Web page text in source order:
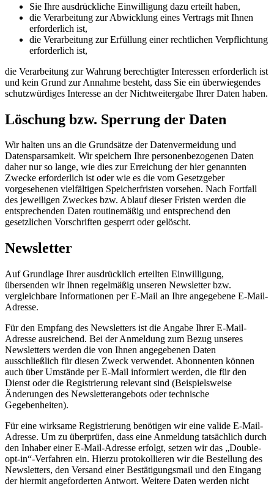
Sie Ihre ausdrückliche Einwilligung dazu erteilt haben,
die Verarbeitung zur Abwicklung eines Vertrags mit Ihnen
erforderlich ist,
die Verarbeitung zur Erfüllung einer rechtlichen Verpflichtung
erforderlich ist,
die Verarbeitung zur Wahrung berechtigter Interessen erforderlich ist
und kein Grund zur Annahme besteht, dass Sie ein überwiegendes
schutzwürdiges Interesse an der Nichtweitergabe Ihrer Daten haben.
Löschung bzw. Sperrung der Daten
Wir halten uns an die Grundsätze der Datenvermeidung und
Datensparsamkeit. Wir speichern Ihre personenbezogenen Daten
daher nur so lange, wie dies zur Erreichung der hier genannten
Zwecke erforderlich ist oder wie es die vom Gesetzgeber
vorgesehenen vielfältigen Speicherfristen vorsehen. Nach Fortfall
des jeweiligen Zweckes bzw. Ablauf dieser Fristen werden die
entsprechenden Daten routinemäßig und entsprechend den
gesetzlichen Vorschriften gesperrt oder gelöscht.
Newsletter
Auf Grundlage Ihrer ausdrücklich erteilten Einwilligung,
übersenden wir Ihnen regelmäßig unseren Newsletter bzw.
vergleichbare Informationen per E-Mail an Ihre angegebene E-Mail-
Adresse.
Für den Empfang des Newsletters ist die Angabe Ihrer E-Mail-
Adresse ausreichend. Bei der Anmeldung zum Bezug unseres
Newsletters werden die von Ihnen angegebenen Daten
ausschließlich für diesen Zweck verwendet. Abonnenten können
auch über Umstände per E-Mail informiert werden, die für den
Dienst oder die Registrierung relevant sind (Beispielsweise
Änderungen des Newsletterangebots oder technische
Gegebenheiten).
Für eine wirksame Registrierung benötigen wir eine valide E-Mail-
Adresse. Um zu überprüfen, dass eine Anmeldung tatsächlich durch
den Inhaber einer E-Mail-Adresse erfolgt, setzen wir das „Double-
opt-in“-Verfahren ein. Hierzu protokollieren wir die Bestellung des
Newsletters, den Versand einer Bestätigungsmail und den Eingang
der hiermit angeforderten Antwort. Weitere Daten werden nicht